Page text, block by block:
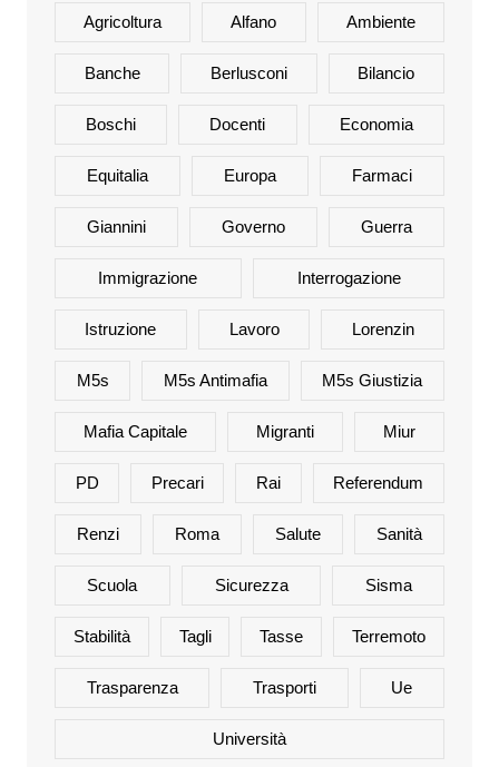
Agricoltura Alfano Ambiente
Banche Berlusconi Bilancio
Boschi Docenti Economia
Equitalia Europa Farmaci
Giannini Governo Guerra
Immigrazione Interrogazione
Istruzione Lavoro Lorenzin
M5s M5s Antimafia M5s Giustizia
Mafia Capitale Migranti Miur
PD Precari Rai Referendum
Renzi Roma Salute Sanità
Scuola Sicurezza Sisma
Stabilità Tagli Tasse Terremoto
Trasparenza Trasporti Ue
Università